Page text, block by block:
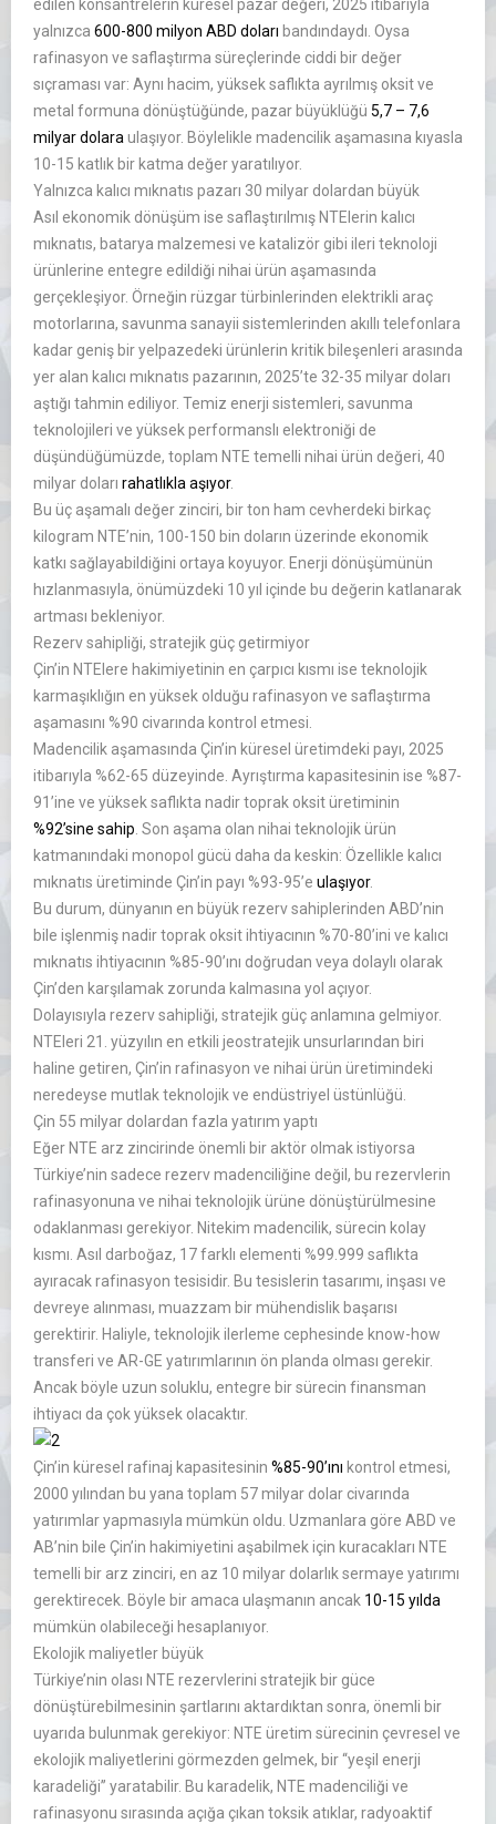
edilen konsantrelerin küresel pazar değeri, 2025 itibarıyla
yalnızca 600-800 milyon ABD doları bandındaydı. Oysa
rafinasyon ve saflaştırma süreçlerinde ciddi bir değer
sıçraması var: Aynı hacim, yüksek saflıkta ayrılmış oksit ve
metal formuna dönüştüğünde, pazar büyüklüğü 5,7 – 7,6
milyar dolaraulaşıyor. Böylelikle madencilik aşamasına kıyasla
10-15 katlık bir katma değer yaratılıyor.
Yalnızca kalıcı mıknatıs pazarı 30 milyar dolardan büyük
Asıl ekonomik dönüşüm ise saflaştırılmış NTElerin kalıcı
mıknatıs, batarya malzemesi ve katalizör gibi ileri teknoloji
ürünlerine entegre edildiği nihai ürün aşamasında
gerçekleşiyor. Örneğin rüzgar türbinlerinden elektrikli araç
motorlarına, savunma sanayii sistemlerinden akıllı telefonlara
kadar geniş bir yelpazedeki ürünlerin kritik bileşenleri arasında
yer alan kalıcı mıknatıs pazarının, 2025’te 32-35 milyar doları
aştığı tahmin ediliyor. Temiz enerji sistemleri, savunma
teknolojileri ve yüksek performanslı elektroniği de
düşündüğümüzde, toplam NTE temelli nihai ürün değeri, 40
milyar doları rahatlıkla aşıyor.
Bu üç aşamalı değer zinciri, bir ton ham cevherdeki birkaç
kilogram NTE’nin, 100-150 bin doların üzerinde ekonomik
katkı sağlayabildiğini ortaya koyuyor. Enerji dönüşümünün
hızlanmasıyla, önümüzdeki 10 yıl içinde bu değerin katlanarak
artması bekleniyor.
Rezerv sahipliği, stratejik güç getirmiyor
Çin’in NTElere hakimiyetinin en çarpıcı kısmı ise teknolojik
karmaşıklığın en yüksek olduğu rafinasyon ve saflaştırma
aşamasını %90 civarında kontrol etmesi.
Madencilik aşamasında Çin’in küresel üretimdeki payı, 2025
itibarıyla %62-65 düzeyinde. Ayrıştırma kapasitesinin ise %87-
91’ine ve yüksek saflıkta nadir toprak oksit üretiminin
%92’sine sahip. Son aşama olan nihai teknolojik ürün
katmanındaki monopol gücü daha da keskin: Özellikle kalıcı
mıknatıs üretiminde Çin’in payı %93-95’e ulaşıyor.
Bu durum, dünyanın en büyük rezerv sahiplerinden ABD’nin
bile işlenmiş nadir toprak oksit ihtiyacının %70-80’ini ve kalıcı
mıknatıs ihtiyacının %85-90’ını doğrudan veya dolaylı olarak
Çin’den karşılamak zorunda kalmasına yol açıyor.
Dolayısıyla rezerv sahipliği, stratejik güç anlamına gelmiyor.
NTEleri 21. yüzyılın en etkili jeostratejik unsurlarından biri
haline getiren, Çin’in rafinasyon ve nihai ürün üretimindeki
neredeyse mutlak teknolojik ve endüstriyel üstünlüğü.
Çin 55 milyar dolardan fazla yatırım yaptı
Eğer NTE arz zincirinde önemli bir aktör olmak istiyorsa
Türkiye’nin sadece rezerv madenciliğine değil, bu rezervlerin
rafinasyonuna ve nihai teknolojik ürüne dönüştürülmesine
odaklanması gerekiyor. Nitekim madencilik, sürecin kolay
kısmı. Asıl darboğaz, 17 farklı elementi %99.999 saflıkta
ayıracak rafinasyon tesisidir. Bu tesislerin tasarımı, inşası ve
devreye alınması, muazzam bir mühendislik başarısı
gerektirir. Haliyle, teknolojik ilerleme cephesinde know-how
transferi ve AR-GE yatırımlarının ön planda olması gerekir.
Ancak böyle uzun soluklu, entegre bir sürecin finansman
ihtiyacı da çok yüksek olacaktır.
Çin’in küresel rafinaj kapasitesinin %85-90’ını kontrol etmesi,
2000 yılından bu yana toplam 57 milyar dolar civarında
yatırımlar yapmasıyla mümkün oldu. Uzmanlara göre ABD ve
AB’nin bile Çin’in hakimiyetini aşabilmek için kuracakları NTE
temelli bir arz zinciri, en az 10 milyar dolarlık sermaye yatırımı
gerektirecek. Böyle bir amaca ulaşmanın ancak 10-15 yılda
mümkün olabileceği hesaplanıyor.
Ekolojik maliyetler büyük
Türkiye’nin olası NTE rezervlerini stratejik bir güce
dönüştürebilmesinin şartlarını aktardıktan sonra, önemli bir
uyarıda bulunmak gerekiyor: NTE üretim sürecinin çevresel ve
ekolojik maliyetlerini görmezden gelmek, bir ‘‘yeşil enerji
karadeliği’’ yaratabilir. Bu karadelik, NTE madenciliği ve
rafinasyonu sırasında açığa çıkan toksik atıklar, radyoaktif